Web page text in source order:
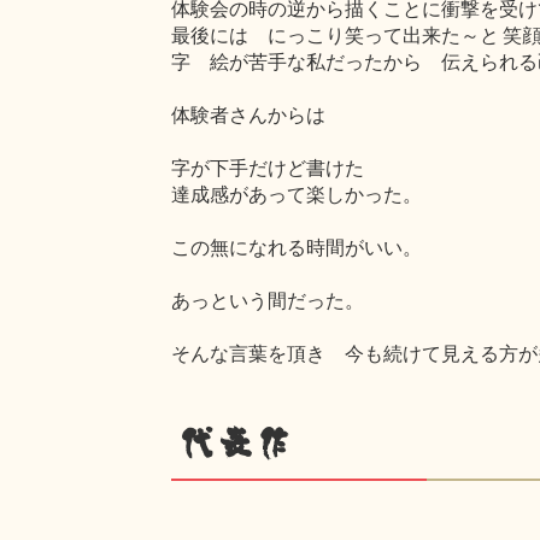
体験会の時の逆から描くことに衝撃を受
最後には にっこり笑って出来た～と 笑
字 絵が苦手な私だったから 伝えられる
体験者さんからは
字が下手だけど書けた
達成感があって楽しかった。
この無になれる時間がいい。
あっという間だった。
そんな言葉を頂き 今も続けて見える方
代表作